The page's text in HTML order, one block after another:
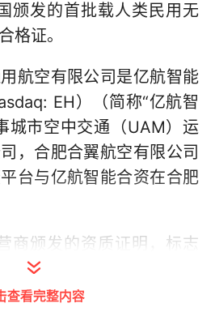
颁发的首批载人类民用无
格证。
航空有限公司是亿航智能
EH）（简称“亿航智
城市空中交通（UAM）运
，合肥合翼航空有限公司
台与亿航智能合资在合肥
商颁发的资质证明，标志
规开展商业飞行的能力。
在获得批准的区域内进行
查看完整内容